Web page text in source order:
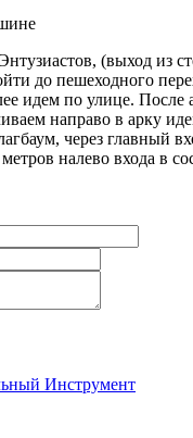
(выход из
до пешеходного
идем по улице. После
направо в арку
через главный
налево входа в
Инструмент